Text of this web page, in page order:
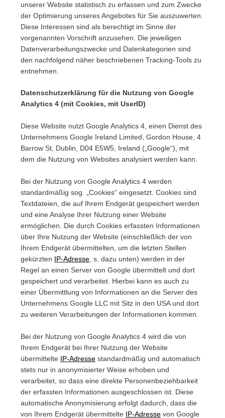
unserer Website statistisch zu erfassen und zum Zwecke
der Optimierung unseres Angebotes für Sie auszuwerten.
Diese Interessen sind als berechtigt im Sinne der
vorgenannten Vorschrift anzusehen. Die jeweiligen
Datenverarbeitungszwecke und Datenkategorien sind
den nachfolgend näher beschriebenen Tracking-Tools zu
entnehmen.
Datenschutzerklärung für die Nutzung von Google
Analytics 4 (mit Cookies, mit UserID)
Diese Website nutzt Google Analytics 4, einen Dienst des
Unternehmens Google Ireland Limited, Gordon House, 4
Barrow St, Dublin, D04 E5W5, Ireland („Google“), mit
dem die Nutzung von Websites analysiert werden kann.
Bei der Nutzung von Google Analytics 4 werden
standardmäßig sog. „Cookies“ eingesetzt. Cookies sind
Textdateien, die auf Ihrem Endgerät gespeichert werden
und eine Analyse Ihrer Nutzung einer Website
ermöglichen. Die durch Cookies erfassten Informationen
über Ihre Nutzung der Website (einschließlich der von
Ihrem Endgerät übermittelten, um die letzten Stellen
gekürzten
IP-Adresse, s. dazu unten) werden in der
Regel an einen Server von Google übermittelt und dort
gespeichert und verarbeitet. Hierbei kann es auch zu
einer Übermittlung von Informationen an die Server des
Unternehmens Google LLC mit Sitz in den USA und dort
zu weiteren Verarbeitungen der Informationen kommen.
Bei der Nutzung von Google Analytics 4 wird die von
Ihrem Endgerät bei Ihrer Nutzung der Website
übermittelte
IP-Adresse standardmäßig und automatisch
stets nur in anonymisierter Weise erhoben und
verarbeitet, so dass eine direkte Personenbeziehbarkeit
der erfassten Informationen ausgeschlossen ist. Diese
automatische Anonymisierung erfolgt dadurch, dass die
von Ihrem Endgerät übermittelte
IP-Adresse von Google